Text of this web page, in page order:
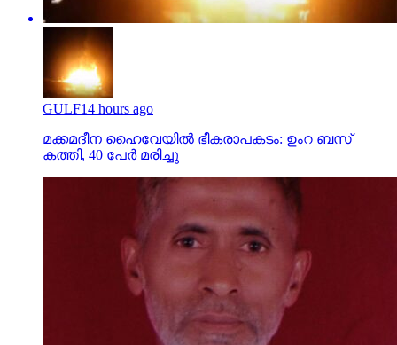
GULF14 hours ago
മക്കമദീന ഹൈവേയില്‍ ഭീകരാപകടം: ഉംറ ബസ്
കത്തി, 40 പേര്‍ മരിച്ചു